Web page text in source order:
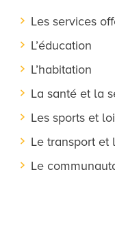
Les services
L’éducation
L’habitation
La santé et la
Les sports et
Le transport et
Le